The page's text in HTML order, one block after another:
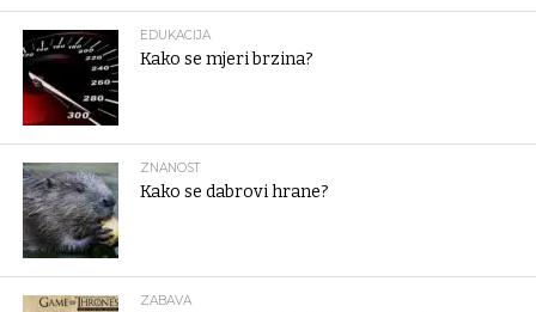
EDUKACIJA
Kako se mjeri brzina?
ZNANOST
Kako se dabrovi hrane?
ZABAVA